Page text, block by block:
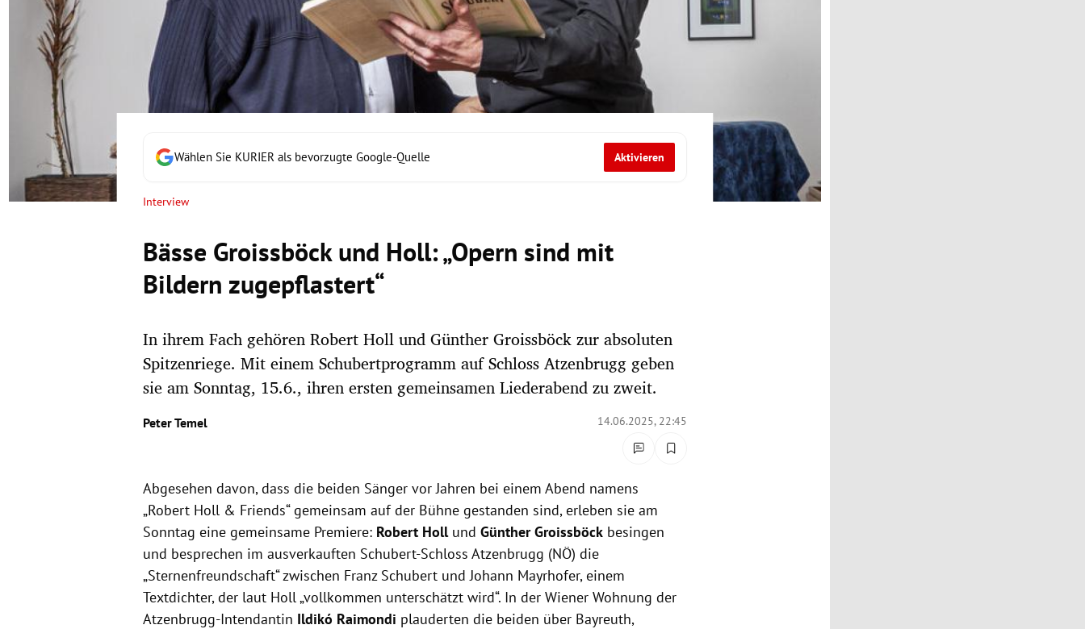
Untermenü
Untermenü
Untermenü
Untermenü
Untermenü
Wählen Sie KURIER als bevorzugte Google-Quelle Aktivieren
Interview
Bässe Groissböck und Holl: „Opern sind mit
Bildern zugepflastert“
In ihrem Fach gehören Robert Holl und Günther Groissböck zur absoluten
Spitzenriege. Mit einem Schubertprogramm auf Schloss Atzenbrugg geben
sie am Sonntag, 15.6., ihren ersten gemeinsamen Liederabend zu zweit.
Peter Temel 14.06.2025, 22:45
Abgesehen davon, dass die beiden Sänger vor Jahren bei einem Abend namens
„Robert Holl & Friends“ gemeinsam auf der Bühne gestanden sind, erleben sie am
Sonntag eine gemeinsame Premiere: Robert Holl und Günther Groissböckbesingen
und besprechen im ausverkauften Schubert-Schloss Atzenbrugg (NÖ) die
„Sternenfreundschaft“ zwischen Franz Schubert und Johann Mayrhofer, einem
Textdichter, der laut Holl „vollkommen unterschätzt wird“. In der Wiener Wohnung der
Atzenbrugg-Intendantin Ildikó Raimondi plauderten die beiden über Bayreuth,